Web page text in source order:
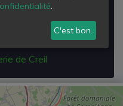
de Creil
.
C'est bon.